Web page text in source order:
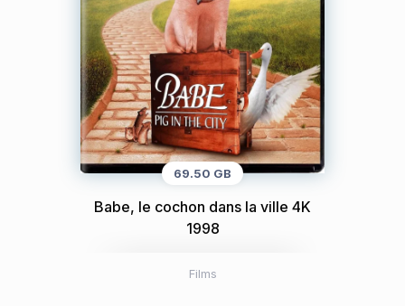
69.50 GB
Babe, le cochon dans la ville 4K
1998
Films